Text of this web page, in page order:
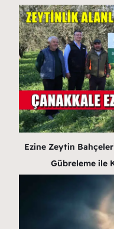
Ezine Zeytin
Gübreleme ile